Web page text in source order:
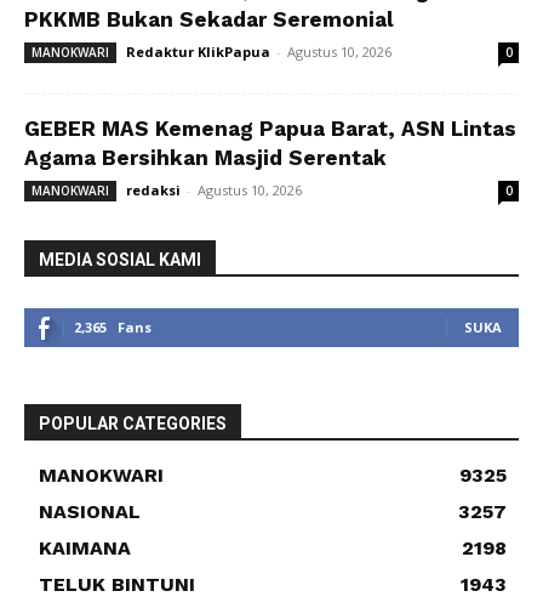
PKKMB Bukan Sekadar Seremonial
MANOKWARI Redaktur KlikPapua - Agustus 10, 2026 0
GEBER MAS Kemenag Papua Barat, ASN Lintas
Agama Bersihkan Masjid Serentak
MANOKWARI redaksi - Agustus 10, 2026 0
MEDIA SOSIAL KAMI
2,365 Fans SUKA
POPULAR CATEGORIES
MANOKWARI
9325
NASIONAL
3257
KAIMANA
2198
TELUK BINTUNI
1943